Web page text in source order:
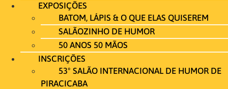
EXPOSIÇÕES
BATOM, LÁPIS & O QUE ELAS QUISEREM
SALÃOZINHO DE HUMOR
50 ANOS 50 MÃOS
INSCRIÇÕES
53º SALÃO INTERNACIONAL DE HUMOR DE
PIRACICABA